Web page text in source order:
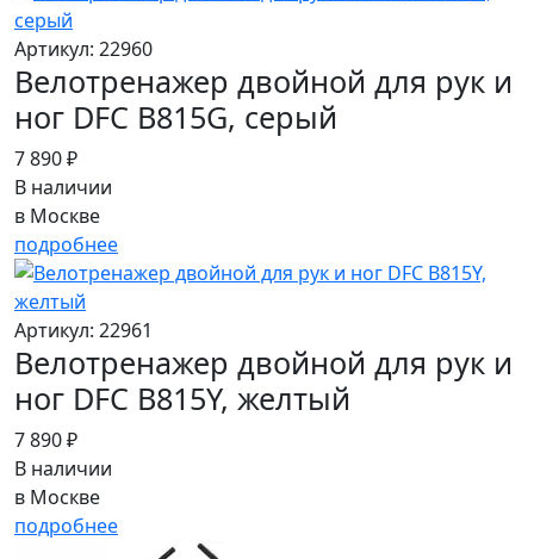
Артикул: 22960
Велотренажер двойной для рук и
ног DFC B815G, серый
7 890 ₽
В наличии
в Москве
подробнее
Артикул: 22961
Велотренажер двойной для рук и
ног DFC B815Y, желтый
7 890 ₽
В наличии
в Москве
подробнее